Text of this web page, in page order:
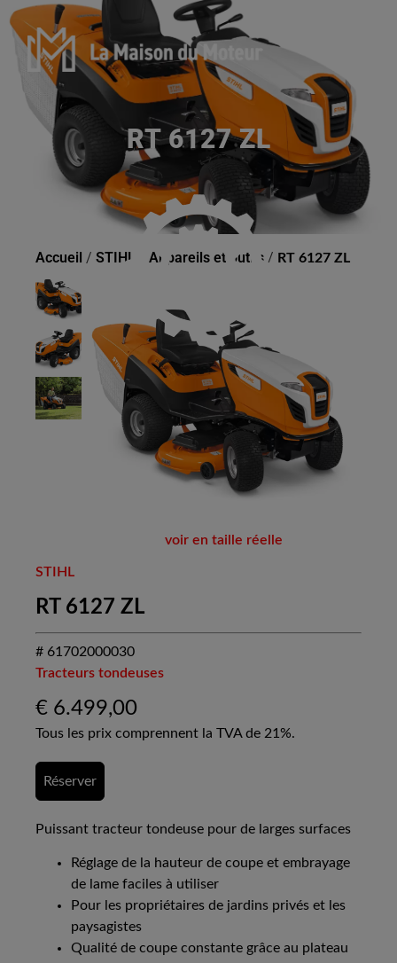
RT 6127 ZL
Accueil / STIHL Appareils et outils / RT 6127 ZL
voir en taille réelle
STIHL
RT 6127 ZL
# 61702000030
Tracteurs tondeuses
€ 6.499,00
Tous les prix comprennent la TVA de 21%.
Réserver
Puissant tracteur tondeuse pour de larges surfaces
Réglage de la hauteur de coupe et embrayage
de lame faciles à utiliser
Pour les propriétaires de jardins privés et les
paysagistes
Qualité de coupe constante grâce au plateau